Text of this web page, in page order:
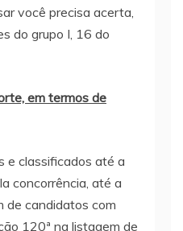
você precisa acerta,
do grupo I, 16 do
em termos de
e classificados até a
concorrência, até a
de candidatos com
120ª na listagem de